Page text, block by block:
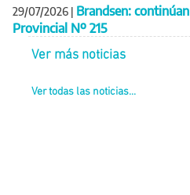
29/07/2026 | Brandsen:
Provincial Nº 215
Ver más noticias
Ver todas las noticias...